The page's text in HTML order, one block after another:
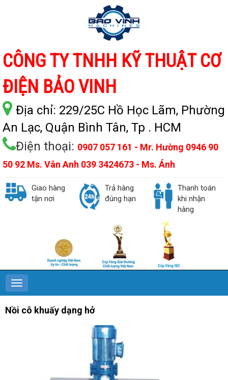
CÔNG TY TNHH KỸ THUẬT CƠ
ĐIỆN BẢO VINH
Địa chỉ: 229/25C Hồ Học Lãm, Phường
An Lạc, Quận Bình Tân, Tp . HCM
Điện thoại: 0907 057 161 - Mr. Hường 0946 90
50 92 Ms. Vân Anh 039 3424673 - Ms. Ánh
Giao hàng
tận nơi
Trả hàng
đúng hạn
Thanh toán
khi nhận
hàng
Nồi cô khuấy dạng hở